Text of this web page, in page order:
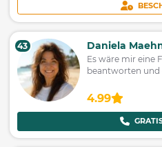
43 Daniela
Es wäre mir eine
beantworten und
4.99